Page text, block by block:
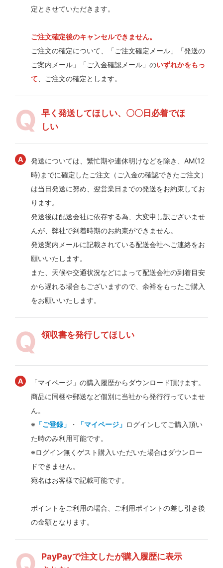
定とさせていただきます。
ご注文確定後のキャンセルできません。
ご注文の確定について、「ご注文確定メール」「発送の
ご案内メール」「ご入金確認メール」のいずれかをもっ
て 、ご注文の確定とします。
早く発送してほしい、〇〇日必着でほ
しい
発送については、繁忙期や連休明けなどを除き、AM(12
時)までに確定したご注文（ご入金の確認できたご注文）
は当日発送に努め、翌営業日までの発送をお約束してお
ります。
発送後は配送会社に依存する為、大変申し訳ございませ
んが、弊社で到着時期のお約束ができません。
発送案内メールに記載されている配送会社へご連絡をお
願いいたします。
また、天候や交通状況などによって配送会社の到着目安
から遅れる場合もございますので、余裕をもったご購入
をお願いいたします。
領収書を発行してほしい
「マイページ」の購入履歴からダウンロード頂けます。
商品に同梱や郵送など個別に当社から発行行っていませ
ん。
※ 「ご登録」 ・ 「マイページ」 ログインしてご購入頂い
た時のみ利用可能です。
※ログイン無くゲスト購入いただいた場合はダウンロー
ドできません。
宛名はお客様で記載可能です。
ポイントをご利用の場合、ご利用ポイントの差し引き後
の金額となります。
PayPayで注文したが購入履歴に表示